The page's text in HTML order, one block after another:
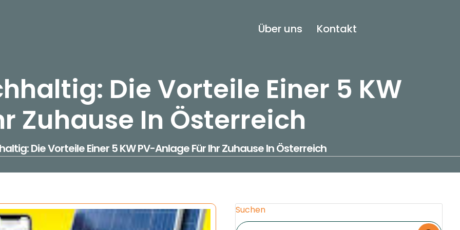
Über uns Kontakt
Die Vorteile Einer 5 KW
Zuhause In Österreich
Die Vorteile Einer 5 KW PV-Anlage Für Ihr Zuhause In Österreich
Suchen